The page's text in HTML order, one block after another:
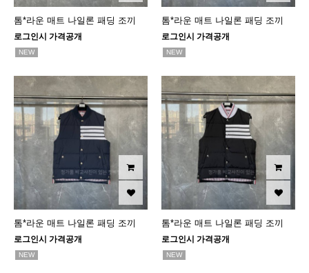
톰*라운 매트 나일론 패딩 조끼
로그인시 가격공개
NEW
톰*라운 매트 나일론 패딩 조끼
로그인시 가격공개
NEW
톰*라운 매트 나일론 패딩 조끼
로그인시 가격공개
NEW
톰*라운 매트 나일론 패딩 조끼
로그인시 가격공개
NEW